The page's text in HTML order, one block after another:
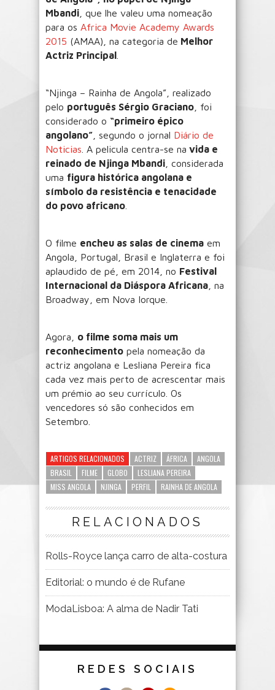
Mbandi , que lhe valeu uma nomeação
para os Africa Movie Academy Awards
2015 (AMAA), na categoria de Melhor
Actriz Principal
“Njinga – Rainha de Angola”, realizado
pelo português Sérgio Graciano , foi
considerado o “primeiro épico
angolano” , segundo o jornal Diário de
Noticias . A pelicula centra-se na vida e
reinado de Njinga Mbandi , considerada
uma figura histórica angolana e
símbolo da resistência e tenacidade
do povo africano
O filme encheu as salas de cinema em
Angola, Portugal, Brasil e Inglaterra e foi
aplaudido de pé, em 2014, no Festival
Internacional da Diáspora Africana , na
Broadway, em Nova Iorque.
Agora, o filme soma mais um
reconhecimento pela nomeação da
actriz angolana e Lesliana Pereira fica
cada vez mais perto de acrescentar mais
um prémio ao seu currículo. Os
vencedores só são conhecidos em
Setembro.
ARTIGOS RELACIONADOS ACTRIZ ÁFRICA
ANGOLA
BRASIL
FILME GLOBO
LESLIANA PEREIRA
MISS ANGOLA
NJINGA PERFIL RAINHA DE ANGOLA
RELACIONADOS
Rolls-Royce lança carro de alta-costura
Editorial: o mundo é de Rufane
ModaLisboa: A alma de Nadir Tati
REDES SOCIAIS